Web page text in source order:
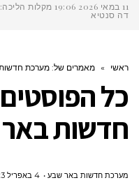
11 במאי 2026
19:06 מקלות
דה סנטיאגו?
ראשי » מאמרים של: מערכת חדשות
כל
חדשות
מערכת חדשות באר שבע 4 באפריל 2023